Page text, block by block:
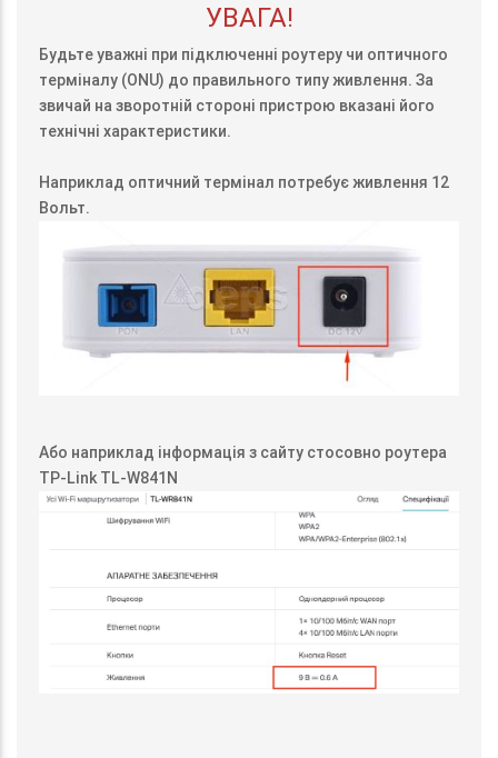
УВАГА!
Будьте уважні при підключенні роутеру чи оптичного
терміналу (ONU) до правильного типу живлення. За
звичай на зворотній стороні пристрою вказані його
технічні характеристики.
Наприклад оптичний термінал потребує живлення 12
Вольт.
Або наприклад інформація з сайту стосовно роутера
TP-Link TL-W841N